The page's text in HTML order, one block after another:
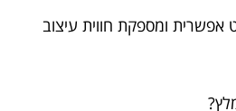
ומספקת חווית עיצוב